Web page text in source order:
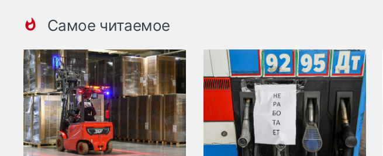
Самое читаемое